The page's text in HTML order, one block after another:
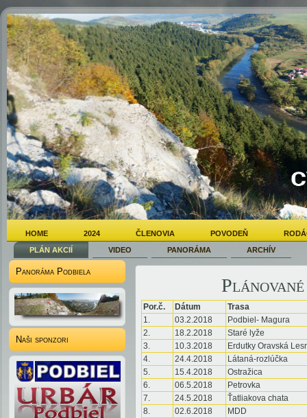
HOME 2024 ČLENOVIA POVODEŇ
PLÁN AKCIÍ
VIDEO PANORÁMA ARCHÍV
Panoráma Podbiela
Naši sponzori
Por.č. Dátum
Trasa
1.
03.2.2018
Podbiel- Magura
2.
18.2.2018
Staré lyže
3.
10.3.2018
Erdutky Oravská
4.
24.4.2018
Látaná-rozlúčka
5.
15.4.2018
Ostražica
6.
06.5.2018
Petrovka
7.
24.5.2018
Ťatliakova chata
8.
02.6.2018
MDD